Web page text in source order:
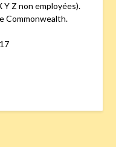
Z non employées).
Commonwealth.